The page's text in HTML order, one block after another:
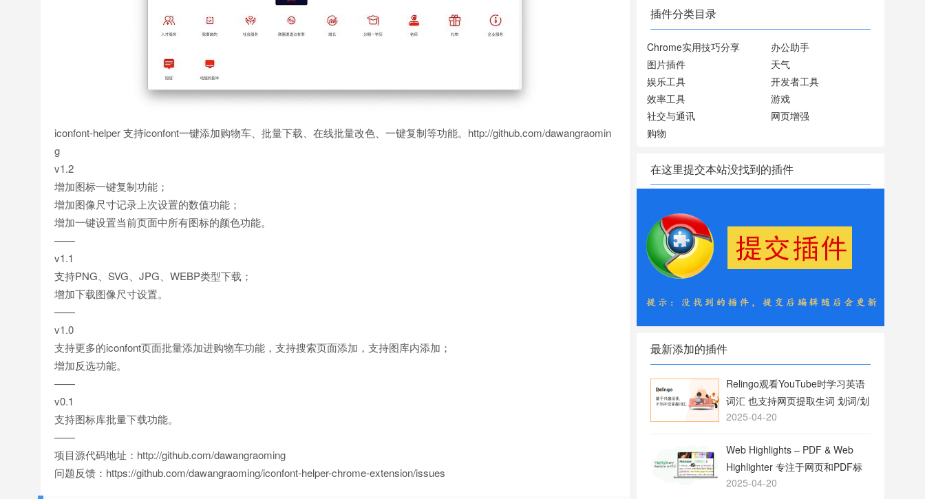
iconfont-helper 支持iconfont一键添加购物车、批量下载、在线批量改色、一键复制等功能。http://github.com/dawangraomin
g
v1.2
增加图标一键复制功能；
增加图像尺寸记录上次设置的数值功能；
增加一键设置当前页面中所有图标的颜色功能。
——
v1.1
支持PNG、SVG、JPG、WEBP类型下载；
增加下载图像尺寸设置。
——
v1.0
支持更多的iconfont页面批量添加进购物车功能，支持搜索页面添加，支持图库内添加；
增加反选功能。
——
v0.1
支持图标库批量下载功能。
——
项目源代码地址：http://github.com/dawangraoming
问题反馈：https://github.com/dawangraoming/iconfont-helper-chrome-extension/issues
插件分类目录
Chrome实用技巧分享
办公助手
图片插件
天气
娱乐工具
开发者工具
效率工具
游戏
社交与通讯
网页增强
购物
在这里提交本站没找到的插件
最新添加的插件
Relingo观看YouTube时学习英语
词汇 也支持网页提取生词 划词/划
句翻译
2025-04-20
Web Highlights – PDF & Web
Highlighter 专注于网页和PDF标
注的工具
2025-04-20